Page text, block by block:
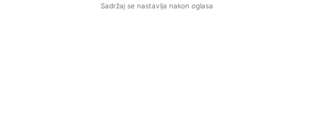
Sadržaj se nastavlja nakon oglasa